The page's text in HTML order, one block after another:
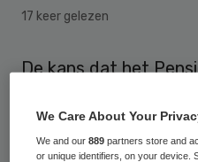
17 keer gelezen
De kans dat het
moet verlagen is
kleiner geworden.
We Care About Your
We and our889 partners store and
or unique identifiers, on your device.